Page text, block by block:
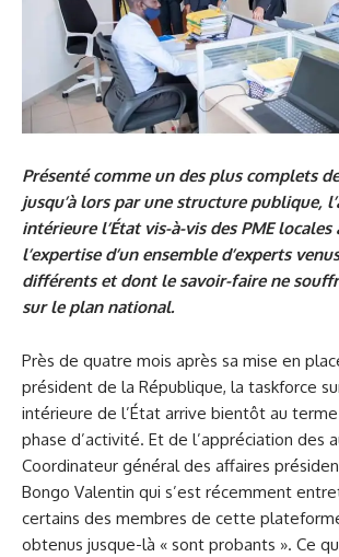
Présenté comme un des plus complets
jusqu’à lors par une structure publique,
intérieure l’État vis-à-vis des PME locales
l’expertise d’un ensemble d’experts
différents et dont le savoir-faire ne
sur le plan national.
Près de quatre mois après sa mise en
président de la République, la taskforce
intérieure de l’État arrive bientôt au
phase d’activité. Et de l’appréciation des
Coordinateur général des affaires
Bongo Valentin qui s’est récemment
certains des membres de cette
obtenus jusque-là « sont probants ». Ce